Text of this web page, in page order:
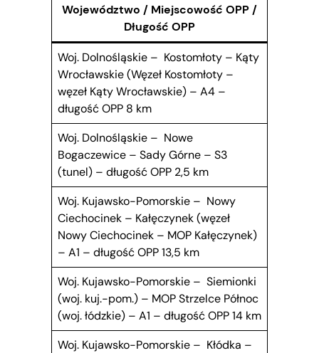
Województwo / Miejscowość OPP /
Długość OPP
Woj. Dolnośląskie – Kostomłoty – Kąty
Wrocławskie (Węzeł Kostomłoty –
węzeł Kąty Wrocławskie) – A4 –
długość OPP 8 km
Woj. Dolnośląskie – Nowe
Bogaczewice – Sady Górne – S3
(tunel) – długość OPP 2,5 km
Woj. Kujawsko-Pomorskie – Nowy
Ciechocinek – Kałęczynek (węzeł
Nowy Ciechocinek – MOP Kałęczynek)
– A1 – długość OPP 13,5 km
Woj. Kujawsko-Pomorskie – Siemionki
(woj. kuj.-pom.) – MOP Strzelce Północ
(woj. łódzkie) – A1 – długość OPP 14 km
Woj. Kujawsko-Pomorskie – Kłódka –